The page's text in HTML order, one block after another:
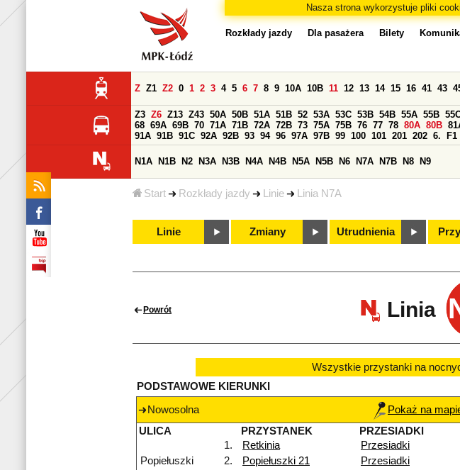
Nasza strona wykorzystuje pliki
Start Rozkłady jazdy Linie Linia N7A
Rozkłady jazdy Dla pasażera Bilety
Z Z1 Z2 0 1 2 3 4 5 6 7 8 9 10A 10B 11 12 13 14 15 16 41 43
Z3 Z6 Z13 Z43 50A 50B 51A 51B 52 53A 53C 53B 54B 55A 55B
68 69A 69B 70 71A 71B 72A 72B 73 75A 75B 76 77 78 80A 80B
91A 91B 91C 92A 92B 93 94 96 97A 97B 99 100 101 201 202 6. F1
N1A N1B N2 N3A N3B N4A N4B N5A N5B N6 N7A N7B N8 N9
Linie Zmiany Utrudnienia
Powrót Linia
Wszystkie przystanki na
PODSTAWOWE KIERUNKI
Nowosolna
Pokaż na
ULICA
PRZYSTANEK
PRZESIADKI
1.
Retkinia
Przesiadki
Popiełuszki
2. Popiełuszki 21
Przesiadki